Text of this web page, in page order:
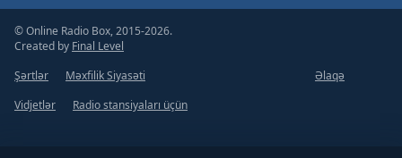
© Online Radio Box, 2015-2026.
Created by Final Level
Şərtlər
Məxfilik Siyasəti
Əlaqə
Vidjetlər
Radio stansiyaları üçün